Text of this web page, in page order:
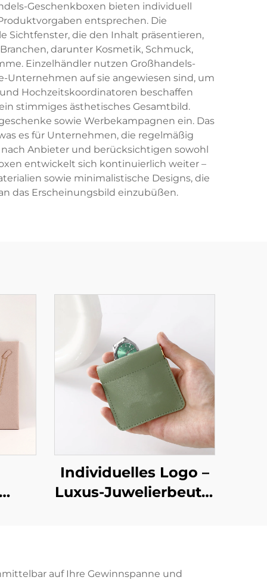
Geschenkboxen bieten individuell
entsprechen. Die
Sichtfenster, die den Inhalt präsentieren,
darunter Kosmetik, Schmuck,
Einzelhändler nutzen Großhandels-
Unternehmen auf sie angewiesen sind, um
Hochzeitskoordinatoren beschaffen
stimmiges ästhetisches Gesamtbild.
sowie Werbekampagnen ein. Das
es für Unternehmen, die regelmäßig
Anbieter und berücksichtigen sowohl
entwickelt sich kontinuierlich weiter –
sowie minimalistische Designs, die
das Erscheinungsbild einzubüßen.
–
Individuelles Logo –
Luxus-Juwelierbeutel
federbelasteter
auf Ihre Gewinnspanne und